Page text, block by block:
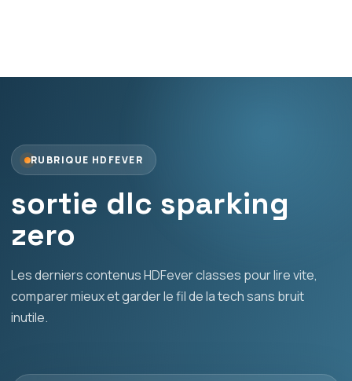
RUBRIQUE HDFEVER
sortie dlc sparking
zero
Les derniers contenus HDFever classes pour lire vite,
comparer mieux et garder le fil de la tech sans bruit
inutile.